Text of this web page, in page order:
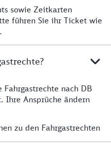
sowie Zeitkarten
führen Sie ihr Ticket wie
nach DB
Ihre Ansprüche ändern
zu den Fahrgastrechten